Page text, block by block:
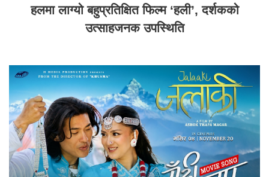
हलमा लाग्यो बहुप्रतिक्षित फिल्म ‘हली’, दर्शकको
उत्साहजनक उपस्थिति